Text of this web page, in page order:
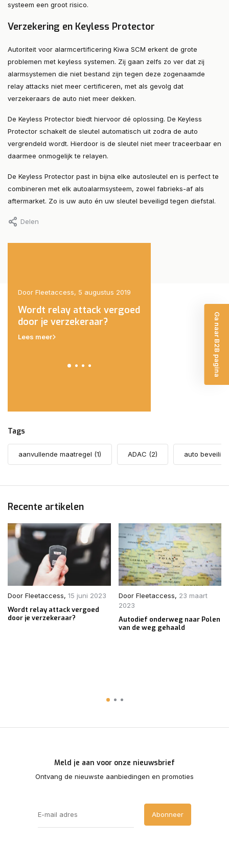
systeem een groot risico.
Verzekering en Keyless Protector
Autoriteit voor alarmcertificering Kiwa SCM erkent de grote
problemen met keyless systemen. Zij gaan zelfs zo ver dat zij
alarmsystemen die niet bestand zijn tegen deze zogenaamde
relay attacks niet meer certificeren, met als gevolg dat
verzekeraars de auto niet meer dekken.
De Keyless Protector biedt hiervoor dé oplossing. De Keyless
Protector schakelt de sleutel automatisch uit zodra de auto
vergrendeld wordt. Hierdoor is de sleutel niet meer traceerbaar en
daarmee onmogelijk te relayen.
De Keyless Protector past in bijna elke autosleutel en is perfect te
combineren met elk autoalarmsysteem, zowel fabrieks-af als
aftermarket. Zo is uw auto én uw sleutel beveiligd tegen diefstal.
Delen
Door Fleetaccess, 5 augustus 2019
Wordt relay attack vergoed
door je verzekeraar?
Lees meer
Autodief onderweg
Polen van de weg
Tags
aanvullende maatregel (1) ADAC (2) auto
Recente artikelen
Door Fleetaccess, 15 juni 2023
Wordt relay attack vergoed
door je verzekeraar?
Door Fleetaccess, 23 maart
2023
Autodief onderweg naar Polen
van de weg gehaald
Meld je aan voor onze nieuwsbrief
Ontvang de nieuwste aanbiedingen en promoties
Abonneer
Ga naar B2B pagina